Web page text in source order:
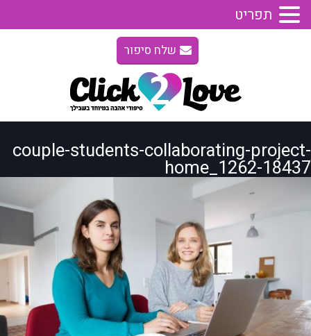
שלח סיפור
couple-students-collaborating-project-
home_1262-18437
תפריט